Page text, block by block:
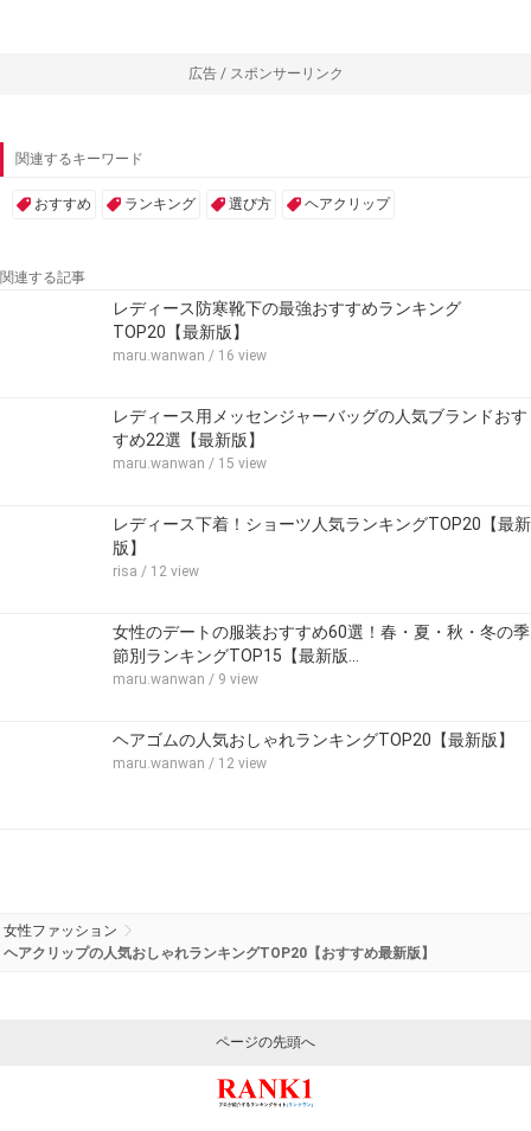
広告 / スポンサーリンク
関連するキーワード
おすすめ ランキング 選び方 ヘアクリップ
関連する記事
レディース防寒靴下の最強おすすめランキング
TOP20【最新版】
maru.wanwan / 16 view
レディース用メッセンジャーバッグの人気ブランドおす
すめ22選【最新版】
maru.wanwan / 15 view
レディース下着！ショーツ人気ランキングTOP20【最新
版】
risa / 12 view
女性のデートの服装おすすめ60選！春・夏・秋・冬の季
節別ランキングTOP15【最新版…
maru.wanwan / 9 view
ヘアゴムの人気おしゃれランキングTOP20【最新版】
maru.wanwan / 12 view
女性ファッション
ヘアクリップの人気おしゃれランキングTOP20【おすすめ最新版】
ページの先頭へ